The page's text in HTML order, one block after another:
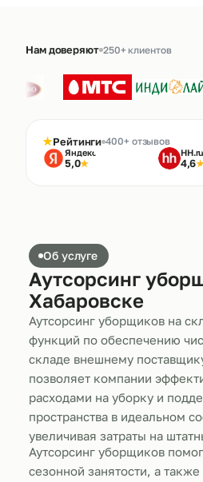
Нам доверяют 250+ клиентов
★Рейтинги 400+ отзывов
Яндекс
5,0★
HH.ru
4,6★
Об услуге
Аутсорсинг
Хабаровске
Аутсорсинг уборщиков на
функций по обеспечению
складе внешнему
позволяет компании
расходами на уборку и
пространства в идеальном
увеличивая затраты на
Аутсорсинг уборщиков
сезонной занятости, а